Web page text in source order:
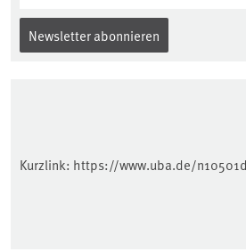
Newsletter abonnieren
Kurzlink: https://www.uba.de/